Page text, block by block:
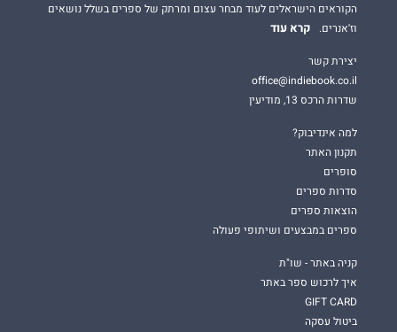
הקוראים הישראלים לעוד מבחר עצום ומרתק של ספרים בשלל נושאים
וז'אנרים.
קרא עוד
יצירת קשר
office@indiebook.co.il
שדרות הרכס 13, מודיעין
למה אינדיבוק?
תקנון האתר
סופרים
סדרות ספרים
הוצאות ספרים
ספרים במבצעים ושיתופי פעולה
קניה באתר - שו"ת
איך לרכוש ספר באתר
GIFT CARD
ביטול עסקה